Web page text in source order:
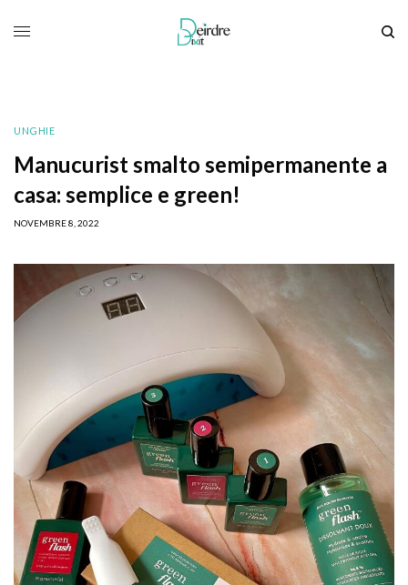
UNGHIE
Manucurist smalto semipermanente a
casa: semplice e green!
NOVEMBRE 8, 2022